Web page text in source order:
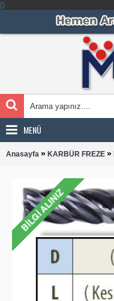
MENÜ
Anasayfa » KARBÜR FREZE »